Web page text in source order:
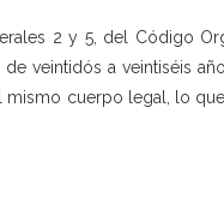
2 y 5, del Código
veintidós a veintiséis
mismo cuerpo legal, lo